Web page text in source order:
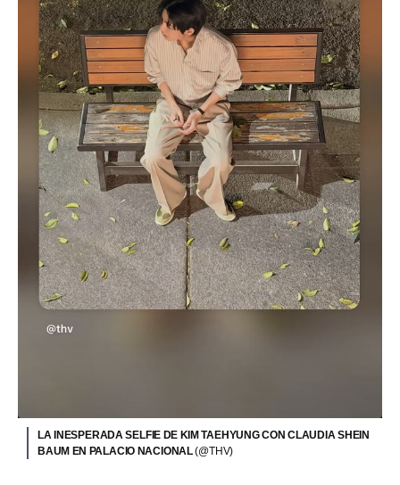
LA INESPERADA SELFIE DE KIM TAEHYUNG CON CLAUDIA SHEIN
BAUM EN PALACIO NACIONAL(@THV)